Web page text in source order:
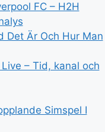
FC – H2H
Det Är Och Hur Man
– Tid, kanal och
Simspel I